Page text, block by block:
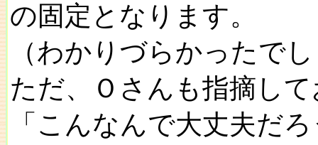
の固定となります。
（わかりづらかったで
ただ、Ｏさんも指摘し
「こんなんで大丈夫だ